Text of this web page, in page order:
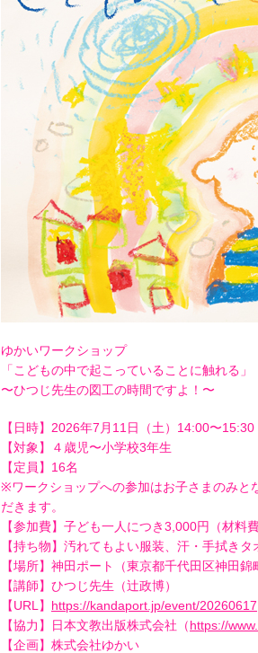
ゆかいワークショップ
「こどもの中で起こっていることに触れる」
〜ひつじ先生の図工の時間ですよ！〜
【日時】2026年7月11日（土）14:00〜15:30
【対象】４歳児〜小学校3年生
【定員】16名
※ワークショップへの参加はお子さまのみと
だきます。
【参加費】子ども一人につき3,000円（材料費
【持ち物】汚れてもよい服装、汗・手拭きタ
【場所】神田ポート（東京都千代田区神田錦
【講師】ひつじ先生（辻政博）
【URL】 https://kandaport.jp/event/20260617
【協力】日本文教出版株式会社（https://
【企画】株式会社ゆかい